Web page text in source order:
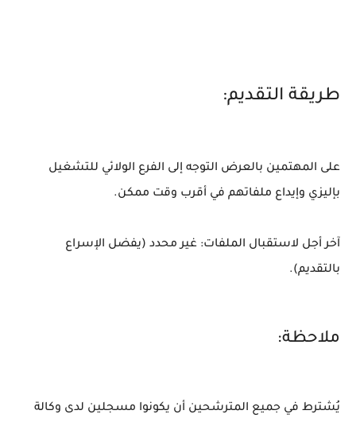
طريقة التقديم:
على المهتمين بالعرض التوجه إلى الفرع الولائي للتشغيل
بإليزي وإيداع ملفاتهم في أقرب وقت ممكن.
آخر أجل لاستقبال الملفات: غير محدد (يفضل الإسراع
بالتقديم).
ملاحظة:
يُشترط في جميع المترشحين أن يكونوا مسجلين لدى وكالة